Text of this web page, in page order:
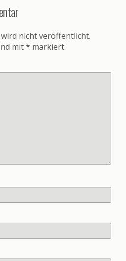
nicht veröffentlicht.
mit* markiert